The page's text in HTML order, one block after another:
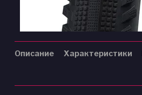
Описание Характеристики